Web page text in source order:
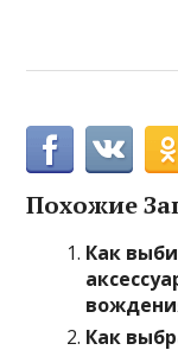
Похожие
Как
Как